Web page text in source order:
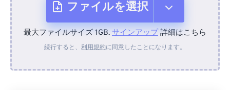
ファイルを選択
デバイスから
最大ファイルサイズ 1GB. サインアップ詳細はこちら
続行すると、 利用規約に同意したことになります。